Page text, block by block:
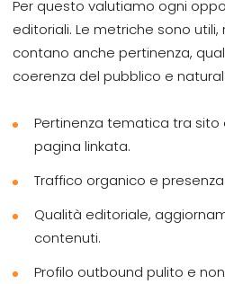
Per questo valutiamo ogni
editoriali. Le metriche sono
contano anche pertinenza,
coerenza del pubblico e
Pertinenza tematica tra
pagina linkata.
Traffico organico e presenza
Qualità editoriale,
contenuti.
Profilo outbound pulito e